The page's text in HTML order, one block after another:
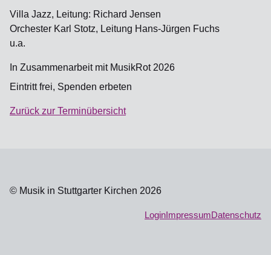
Villa Jazz, Leitung: Richard Jensen
Orchester Karl Stotz, Leitung Hans-Jürgen Fuchs
u.a.
In Zusammenarbeit mit MusikRot 2026
Eintritt frei, Spenden erbeten
Zurück zur Terminübersicht
© Musik in Stuttgarter Kirchen 2026
LoginImpressumDatenschutz